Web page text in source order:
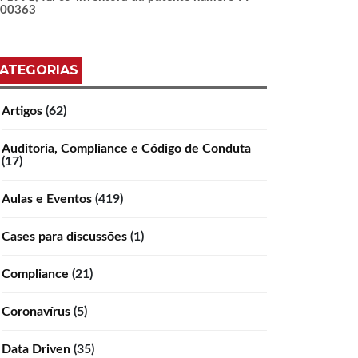
Artigos (62)
Auditoria, Compliance e Código de Conduta
(17)
Aulas e Eventos (419)
Cases para discussões (1)
Compliance (21)
Coronavírus (5)
Data Driven (35)